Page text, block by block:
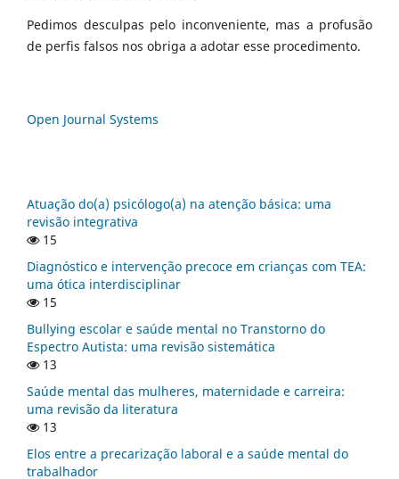
Pedimos desculpas pelo inconveniente, mas a profusão
de perfis falsos nos obriga a adotar esse procedimento.
Open Journal Systems
Atuação do(a) psicólogo(a) na atenção básica: uma
revisão integrativa
15
Diagnóstico e intervenção precoce em crianças com TEA:
uma ótica interdisciplinar
15
Bullying escolar e saúde mental no Transtorno do
Espectro Autista: uma revisão sistemática
13
Saúde mental das mulheres, maternidade e carreira:
uma revisão da literatura
13
Elos entre a precarização laboral e a saúde mental do
trabalhador